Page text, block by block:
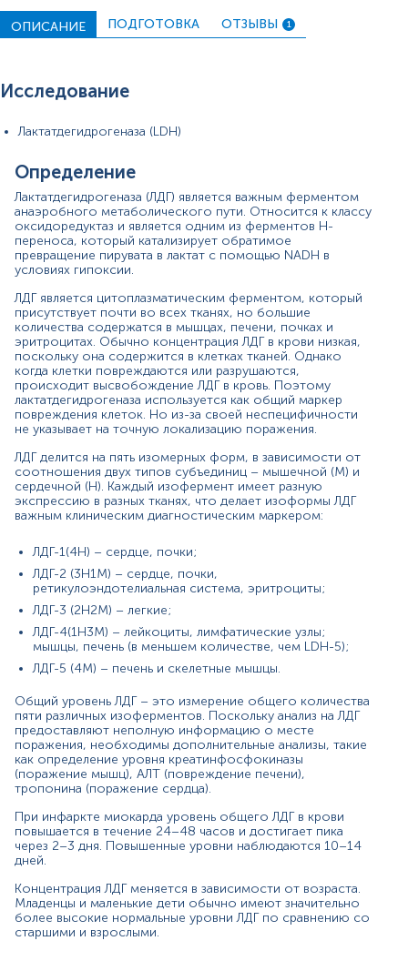
от соотношения двух типов субъединиц – мышечной
(М) и сердечной (Н). Каждый изофермент имеет
ЛДГ-2 (3H1M) – сердце, почки,
ЛДГ-4(1H3M) – лейкоциты, лимфатические узлы;
мышцы, печень (в меньшем количестве, чем LDH-
5);
ЛДГ-5 (4М) – печень и скелетные мышцы.
Общий уровень ЛДГ – это измерение общего
количества пяти различных изоферментов. Поскольку
анализ на ЛДГ предоставляют неполную информацию
о месте поражения, необходимы дополнительные
анализы, такие как определение уровня
креатинфосфокиназы (поражение мышц), АЛТ
(повреждение печени), тропонина (поражение
сердца).
При инфаркте миокарда уровень общего ЛДГ в крови
повышается в течение 24–48 часов и достигает пика
через 2–3 дня. Повышенные уровни наблюдаются 10–
14 дней.
Концентрация ЛДГ меняется в зависимости от
возраста. Младенцы и маленькие дети обычно имеют
значительно более высокие нормальные уровни ЛДГ
Показания к назначению:
скрининговый тест, при подозрении на
повреждение клеток или тканей (заболевания
сердца, почек, печени, крови, мышц, легких);
контроль химиотерапии определенных типов
рака;
диагностика заболеваний, сопровождающихся
контроль эффективности лечения
диагностированной патологии
Причины повышения уровня:
инфаркт миокарда;
заболевания печени (цирроз, гепатиты);
анемия (гемолитическая, мегалобластная);
заболевание почек (инфаркт почки, почечная
недостаточность);
мышечная дистрофия;
инфаркт кишечника, легких;
панкреатит;
инфекционные заболевания (менингит,
ОПИСАНИЕ ПОДГОТОВКА ОТЗЫВЫ 1
Исследование
Лактатдегидрогеназа (LDH)
Определение
Лактатдегидрогеназа (ЛДГ) является важным ферментом
анаэробного метаболического пути. Относится к классу
оксидоредуктаз и является одним из ферментов Н-
переноса, который катализирует обратимое
превращение пирувата в лактат с помощью NADH в
условиях гипоксии.
ЛДГ является цитоплазматическим ферментом, который
присутствует почти во всех тканях, но большие
количества содержатся в мышцах, печени, почках и
эритроцитах. Обычно концентрация ЛДГ в крови низкая,
поскольку она содержится в клетках тканей. Однако
когда клетки повреждаются или разрушаются,
происходит высвобождение ЛДГ в кровь. Поэтому
лактатдегидрогеназа используется как общий маркер
повреждения клеток. Но из-за своей неспецифичности
не указывает на точную локализацию поражения.
ЛДГ делится на пять изомерных форм, в зависимости от
соотношения двух типов субъединиц – мышечной (М) и
сердечной (Н). Каждый изофермент имеет разную
экспрессию в разных тканях, что делает изоформы ЛДГ
важным клиническим диагностическим маркером:
ЛДГ-1(4Н) – сердце, почки;
ЛДГ-2 (3H1M) – сердце, почки,
ретикулоэндотелиальная система, эритроциты;
ЛДГ-3 (2Н2М) – легкие;
ЛДГ-4(1H3M) – лейкоциты, лимфатические узлы;
мышцы, печень (в меньшем количестве, чем LDH-5);
ЛДГ-5 (4М) – печень и скелетные мышцы.
Общий уровень ЛДГ – это измерение общего количества
пяти различных изоферментов. Поскольку анализ на ЛДГ
предоставляют неполную информацию о месте
поражения, необходимы дополнительные анализы, такие
как определение уровня креатинфосфокиназы
(поражение мышц), АЛТ (повреждение печени),
тропонина (поражение сердца).
При инфаркте миокарда уровень общего ЛДГ в крови
повышается в течение 24–48 часов и достигает пика
через 2–3 дня. Повышенные уровни наблюдаются 10–14
дней.
Концентрация ЛДГ меняется в зависимости от возраста.
Младенцы и маленькие дети обычно имеют значительно
более высокие нормальные уровни ЛДГ по сравнению со
старшими и взрослыми.